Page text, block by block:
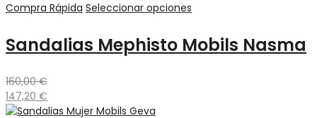
Compra Rápida Seleccionar opciones
Sandalias Mephisto Mobils Nasma
160,00€
147,20 €